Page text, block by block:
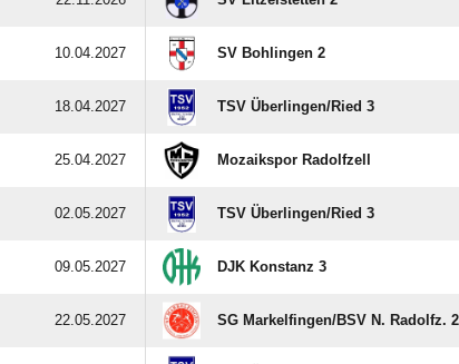
10.04.2027 SV Bohlingen 2
18.04.2027 TSV Überlingen/​Ried 3
25.04.2027 Mozaikspor Radolfzell
02.05.2027 TSV Überlingen/​Ried 3
09.05.2027 DJK Konstanz 3
22.05.2027 SG Markelfingen/​BSV N. Radolfz. 2